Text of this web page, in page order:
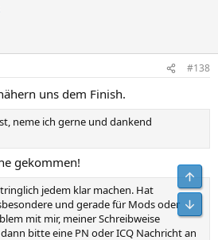
#138
uns dem Finish.
neme ich gerne und dankend
gekommen!
jedem klar machen. Hat
und gerade für Mods oder
mit mir, meiner Schreibweise
bitte eine PN oder ICQ Nachricht an